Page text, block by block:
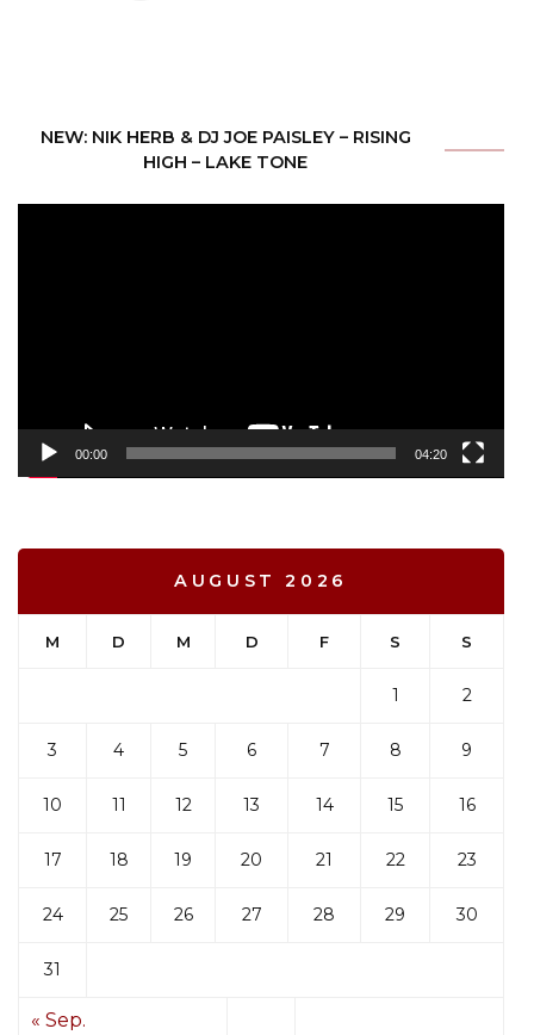
NEW: NIK HERB & DJ JOE PAISLEY – RISING
HIGH – LAKE TONE
00:00 04:20
AUGUST 2026
M D M D F S S
1 2
3 4 5 6 7 8 9
10 11 12 13 14 15 16
17 18 19 20 21 22 23
24 25 26 27 28 29 30
31
« Sep.